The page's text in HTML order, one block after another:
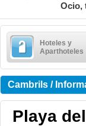
Ocio,
Hoteles y
Aparthoteles
Cambrils /
Playa